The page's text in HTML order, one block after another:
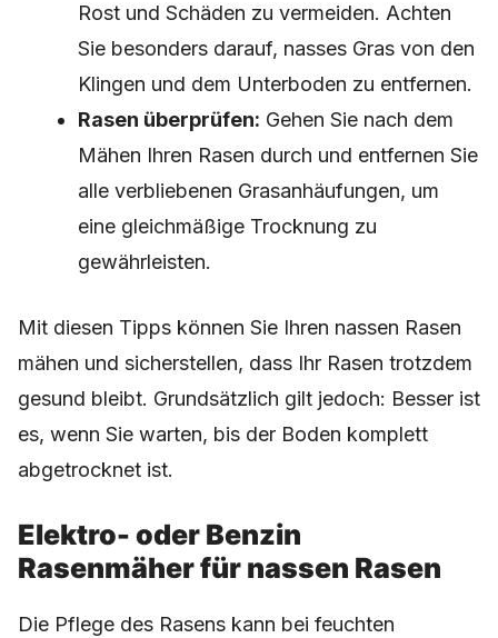
Rost und Schäden zu vermeiden. Achten
Sie besonders darauf, nasses Gras von den
Klingen und dem Unterboden zu entfernen.
Rasen überprüfen: Gehen Sie nach dem
Mähen Ihren Rasen durch und entfernen Sie
alle verbliebenen Grasanhäufungen, um
eine gleichmäßige Trocknung zu
gewährleisten.
Mit diesen Tipps können Sie Ihren nassen Rasen
mähen und sicherstellen, dass Ihr Rasen trotzdem
gesund bleibt. Grundsätzlich gilt jedoch: Besser ist
es, wenn Sie warten, bis der Boden komplett
abgetrocknet ist.
Elektro- oder Benzin
Rasenmäher für nassen Rasen
Die Pflege des Rasens kann bei feuchten